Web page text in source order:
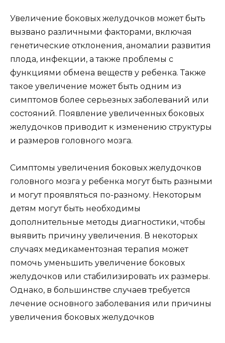
Увеличение боковых желудочков может быть
вызвано различными факторами, включая
генетические отклонения, аномалии развития
плода, инфекции, а также проблемы с
функциями обмена веществ у ребенка. Также
такое увеличение может быть одним из
симптомов более серьезных заболеваний или
состояний. Появление увеличенных боковых
желудочков приводит к изменению структуры
и размеров головного мозга.
Симптомы увеличения боковых желудочков
головного мозга у ребенка могут быть разными
и могут проявляться по-разному. Некоторым
детям могут быть необходимы
дополнительные методы диагностики, чтобы
выявить причину увеличения. В некоторых
случаях медикаментозная терапия может
помочь уменьшить увеличение боковых
желудочков или стабилизировать их размеры.
Однако, в большинстве случаев требуется
лечение основного заболевания или причины
увеличения боковых желудочков